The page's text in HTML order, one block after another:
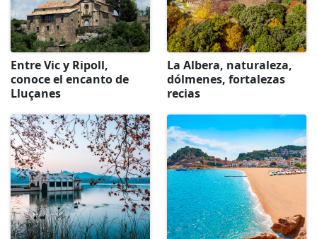
Entre Vic y Ripoll,
conoce el encanto de
Lluçanes
La Albera, naturaleza,
dólmenes, fortalezas
recias